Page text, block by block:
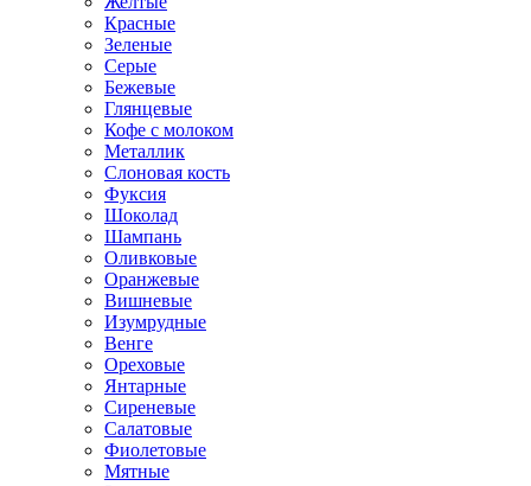
Красные
Зеленые
Серые
Бежевые
Глянцевые
Кофе с молоком
Металлик
Слоновая кость
Фуксия
Шоколад
Шампань
Оливковые
Оранжевые
Вишневые
Изумрудные
Венге
Ореховые
Янтарные
Сиреневые
Салатовые
Фиолетовые
Мятные